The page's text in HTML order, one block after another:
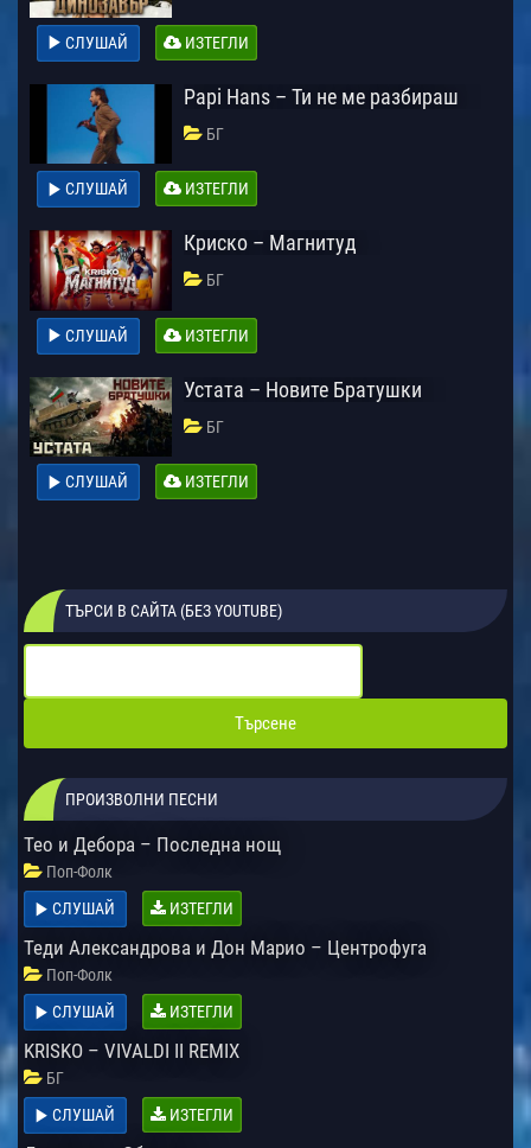
СЛУШАЙ ИЗТЕГЛИ
Papi Hans – Ти не ме разбираш
БГ
СЛУШАЙ ИЗТЕГЛИ
Криско – Магнитуд
БГ
СЛУШАЙ ИЗТЕГЛИ
Устата – Новите Братушки
БГ
СЛУШАЙ ИЗТЕГЛИ
ТЪРСИ В САЙТА (БЕЗ YOUTUBE)
ПРОИЗВОЛНИ ПЕСНИ
Тео и Дебора – Последна нощ
Поп-Фолк
СЛУШАЙ
ИЗТЕГЛИ
Теди Александрова и Дон Марио – Центрофуга
Поп-Фолк
СЛУШАЙ
ИЗТЕГЛИ
KRISKO – VIVALDI II REMIX
БГ
СЛУШАЙ
ИЗТЕГЛИ